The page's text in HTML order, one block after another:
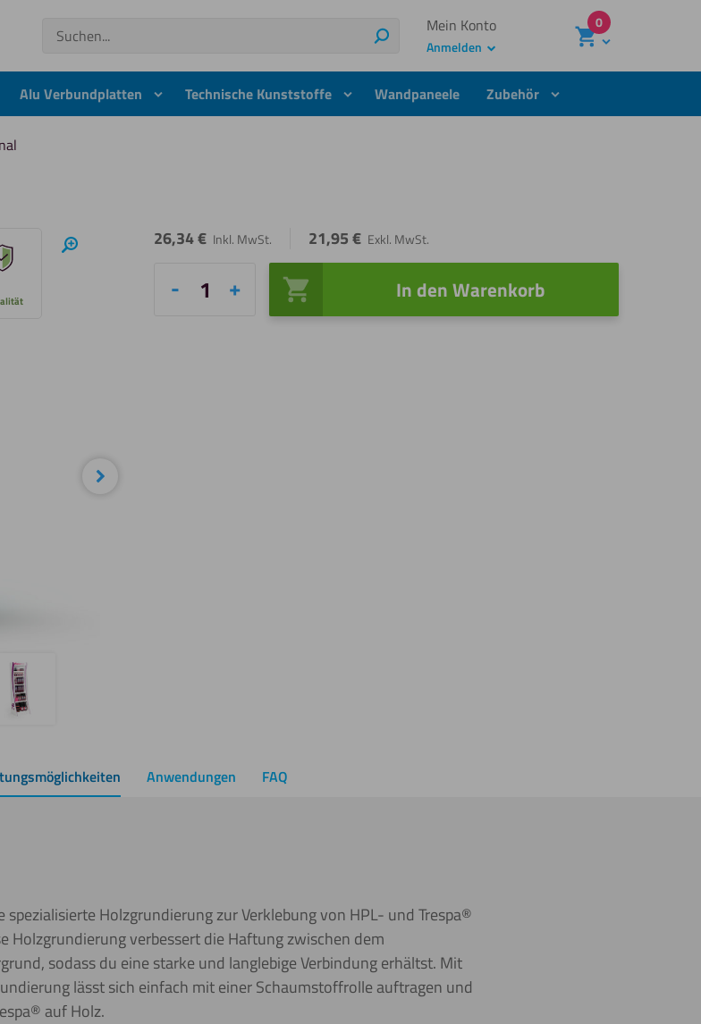
Suchen
Suchen
Mein Konto
Anmelden
0
Alu Verbundplatten Technische Kunststoffe Wandpaneele Zubehör
Hineinzoomen
26,34€ Inkl. MwSt. 21,95€ Exkl. MwSt.
Fixxerss
In den Warenkorb
Anwendungen FAQ
Holzgrundierung zur Verklebung von HPL- und Trespa®
verbessert die Haftung zwischen dem
sodass du eine starke und langlebige Verbindung erhältst. Mit
lässt sich einfach mit einer Schaumstoffrolle auftragen und
auf Holz.